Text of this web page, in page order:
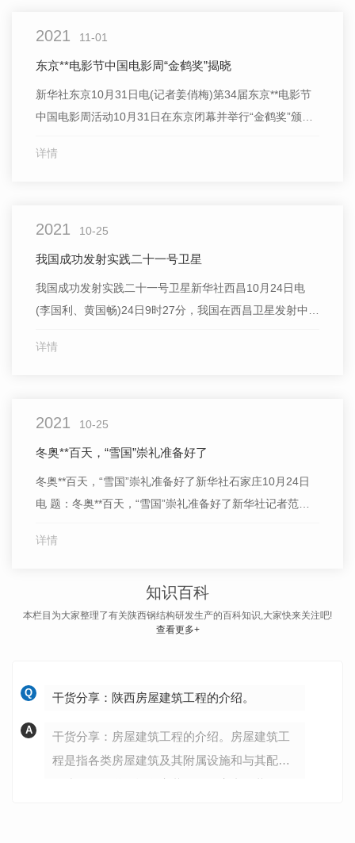
11...
2021 11-01
东京**电影节中国电影周“金鹤奖”揭晓
新华社东京10月31日电(记者姜俏梅)第34届东京**电影节
中国电影周活动10月31日在东京闭幕并举行“金鹤奖”颁奖
别精选多部富有特色的影片在日本首映。谍战影片《悬崖
详情
2021 10-25
我国成功发射实践二十一号卫星
我国成功发射实践二十一号卫星新华社西昌10月24日电
(李国利、黄国畅)24日9时27分，我国在西昌卫星发射中心
空。卫星顺利进入预定轨道，发射任务获得圆满成功。实
网
详情
2021 10-25
冬奥**百天，“雪国”崇礼准备好了
冬奥**百天，“雪国”崇礼准备好了新华社石家庄10月24日
电 题：冬奥**百天，“雪国”崇礼准备好了新华社记者范世
谧秀美，山间还涌动着建设者们的热情。作为2022年北京
程及配套服务设施建设，提升医疗、交通、气象等保障...
详情
知识百科
本栏目为大家整理了有关陕西钢结构研发生产的百科知识,大家快来关注吧!
查看更多+
Q 干货分享：陕西房屋建筑工程的介绍。
A
干货分享：房屋建筑工程的介绍。房屋建筑工
程是指各类房屋建筑及其附属设施和与其配套